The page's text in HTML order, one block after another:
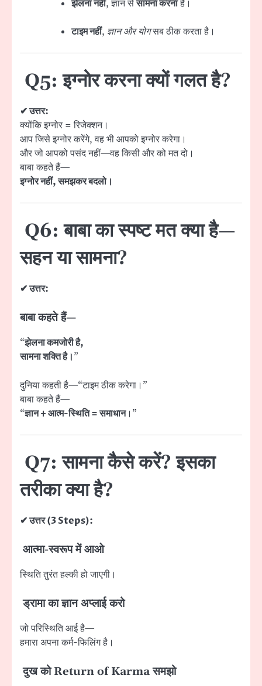
झेलना नहीं, ज्ञान सेसामना करनाहै।
टाइम नहीं, ज्ञान और योगसब ठीक करता है।
Q5: इग्नोर करना क्यों गलत है?
✔ उत्तर:
क्योंकि इग्नोर = रिजेक्शन।
आप जिसे इग्नोर करेंगे, वह भी आपको इग्नोर करेगा।
और जो आपको पसंद नहीं—वह किसी और को मत दो।
बाबा कहते हैं—
इग्नोर नहीं, समझकर बदलो।
Q6: बाबा का स्पष्ट मत क्या है—
सहन या सामना?
✔ उत्तर:
बाबा कहते हैं—
“झेलना कमजोरी है,
सामना शक्ति है।”
दुनिया कहती है—“टाइम ठीक करेगा।”
बाबा कहते हैं—
“ज्ञान + आत्म-स्थिति = समाधान।”
Q7: सामना कैसे करें? इसका
तरीका क्या है?
✔ उत्तर (3 Steps):
आत्मा-स्वरूप में आओ
स्थिति तुरंत हल्की हो जाएगी।
ड्रामा का ज्ञान अप्लाई करो
जो परिस्थिति आई है—
हमारा अपना कर्म-फिलिंग है।
दुख को Return of Karma समझो